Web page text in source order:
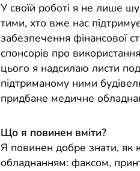
У своїй роботі я не лише
тими, хто вже нас
забезпечення фінансової
спонсорів про
цього я надсилаю листи
підтриманому ними
придбане медичне
Що я повинен вміти?
Я повинен добре знати, як
обладнанням: факсом,